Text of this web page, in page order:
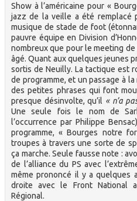
Show à l’américaine pour «
jazz de la veille a été remplacé
musique de stade de foot
pauvre équipe en Division
nombreux que pour le meeting de
âgé. Quant aux quelques jeunes
sortis de Neuilly. La tactique est
de programme, et un passage à
des petites phrases qui font
presque désinvolte, qu’il « n’a
Une seule fois le nom de
l’occurrence par Philippe
programme, « Bourges notre
troupes à travers une sorte de
ça marche. Seule fausse note :
de l’alliance du PS avec
même prononcé il y a quelques
droite avec le Front National
Régional.